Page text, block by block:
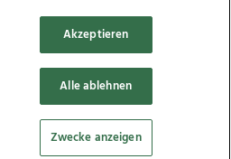
Akzeptieren
Alle ablehnen
Zwecke anzeigen